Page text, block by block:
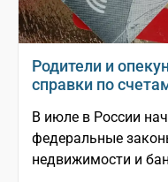
Родители и
справки по
В июле в России
федеральные
недвижимости и